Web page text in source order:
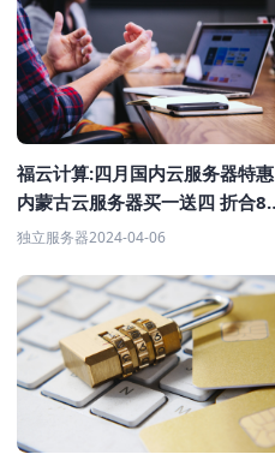
福云计算:四月国内云服务器特惠
内蒙古云服务器买一送四 折合8
核8G仅需25元/月
独立服务器2024-04-06